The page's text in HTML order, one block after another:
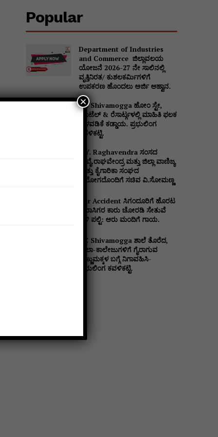
Popular
Department of Industries
and Commerce ಜಿಲ್ಲಾವಲಯ
ಯೋಜನೆ 2026-27 ನೇ ಸಾಲಿನಲ್ಲಿ
ವೃತ್ತಿನಿರತ/ ಕುಶಲಕರ್ಮಿಗಳಿಗೆ
ಉಪಕರಣ ಹೊಂದಲು ಅರ್ಜಿ ಆಹ್ವಾನ.
DC Shivamogga ಹೋಂ ಸ್ಟೇ,
ಹೊಟೆಲ್ & ರೆಸಾರ್ಟ್ಗಳಲ್ಲಿ ಮಾಹಿತಿ ಫಲಕ
ಅಳವಡಿಕೆ ಕಡ್ಡಾಯ. ಪ್ರಭುಲಿಂಗ
ಕವಳಿಕಟ್ಟಿ.
B.Y. Raghavendra ಸಂಸದ
ಬಿ.ವೈ.ರಾಘವೇಂದ್ರ ಮತ್ತು ಜಿಲ್ಲಾ ವಾಣಿಜ್ಯ
ಮತ್ತು ಕೈಗಾರಿಕಾ ಸಂಘದ
ನಿಯೋಗದೊಂದಿಗೆ ಸಚಿವ ವಿ‌.ಸೋಮಣ್ಣ
Car Accident ಸಿಗಂದೂರಿಗೆ ಹೊರಟ
ಪ್ರವಾಸಿಗರ ಕಾರು ಚೋರಡಿ ಸೇತುವೆ
ಬಳಿ ಪಲ್ಟಿ: ಆರು ಮಂದಿಗೆ ಗಾಯ.
DC Shivamogga ಶಾಲೆ ತೊರೆದ,
ಶಾಲಾ-ಕಾಲೇಜುಗಳಿಗೆ ಗೈರಾಗುವ
ಹೆಣ್ಣುಮಕ್ಕಳ ಬಗ್ಗೆ ನಿಗಾವಹಿಸಿ-
ಪ್ರಭುಲಿಂಗ ಕವಳಿಕಟ್ಟಿ.
×